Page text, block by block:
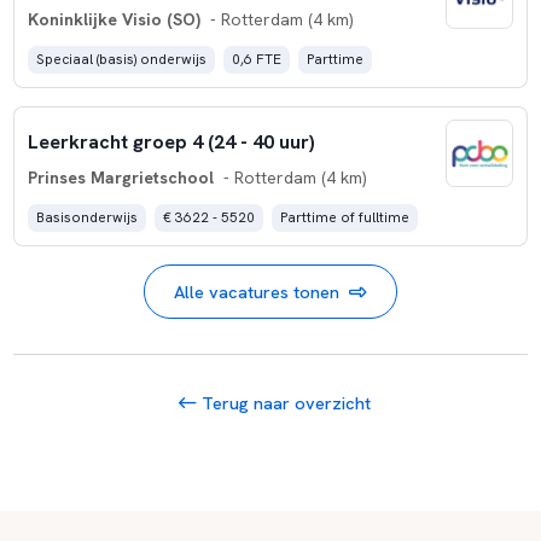
Koninklijke Visio (SO) - Rotterdam (4 km)
Speciaal (basis) onderwijs 0,6 FTE Parttime
Leerkracht groep 4 (24 - 40 uur)
Prinses Margrietschool - Rotterdam (4 km)
Basisonderwijs € 3622 - 5520 Parttime of fulltime
Alle vacatures tonen
Terug naar overzicht